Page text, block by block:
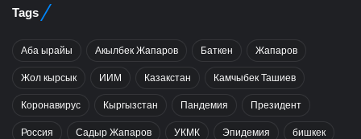
Tags
Аба ырайы Акылбек Жапаров Баткен Жапаров
Жол кырсык ИИМ Казакстан Камчыбек Ташиев
Коронавирус Кыргызстан Пандемия Президент
Россия Садыр Жапаров УКМК Эпидемия бишкек